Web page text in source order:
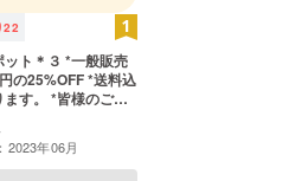
22
ット＊３ *一般販売
の25%OFF *送料込
様のご支
効率が向上した場
が販売予定価格よ
ございます。 *ご
材の供給状況、製
2023年06月